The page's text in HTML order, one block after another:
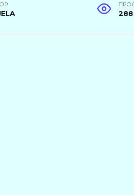
288